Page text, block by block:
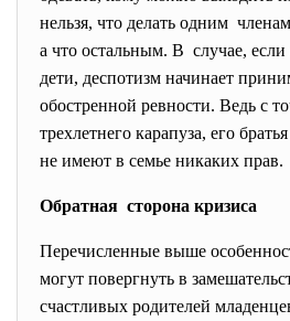
нельзя, что делать одним
а что остальным. В случае, если
дети, деспотизм начинает
обостренной ревности. Ведь с
трехлетнего карапуза, его
не имеют в семье никаких прав.
Обратная сторона кризиса
Перечисленные выше
могут повергнуть в
счастливых родителей